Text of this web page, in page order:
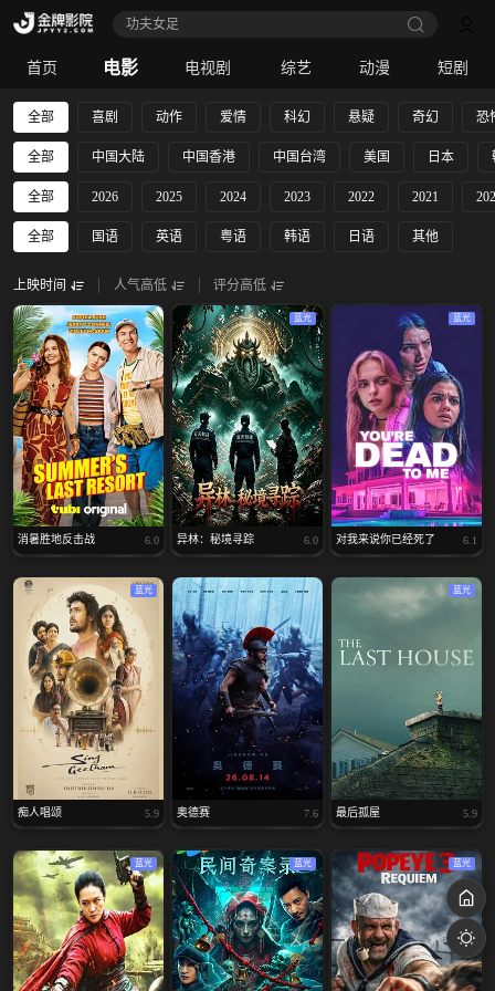
天才，女友
首页 电影 电视剧 综艺 动漫 短剧
全部 喜剧 动作 爱情 科幻 悬疑 奇幻 恐
全部 中国大陆 中国香港 中国台湾 美国 日本
全部 2026 2025 2024 2023 2022 2021
全部 国语 英语 粤语 韩语 日语 其他
上映时间 人气高低 评分高低
消暑胜地反击战 6.0
蓝光
异林：秘境寻踪 6.0
蓝光
对我来说你已经死了 6.1
蓝光
痴人唱颂 5.9 奥德赛 7.6
蓝光
最后孤屋 5.9
蓝光 蓝光 蓝光